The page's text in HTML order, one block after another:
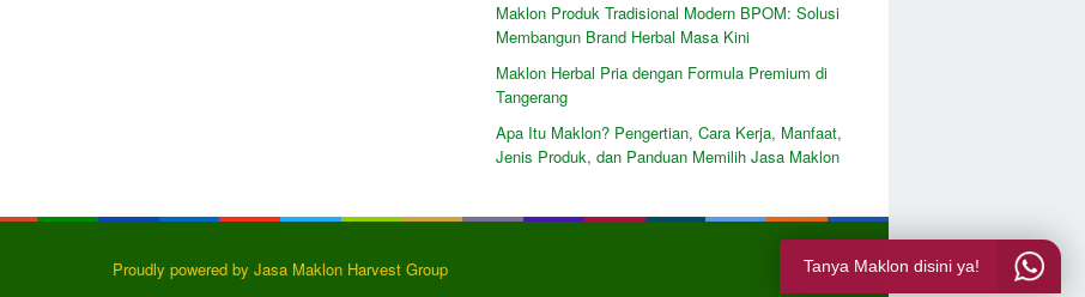
Maklon Produk Tradisional Modern BPOM: Solusi
Membangun Brand Herbal Masa Kini
Maklon Herbal Pria dengan Formula Premium di
Tangerang
Apa Itu Maklon? Pengertian, Cara Kerja, Manfaat,
Jenis Produk, dan Panduan Memilih Jasa Maklon
Proudly powered by Jasa Maklon Harvest Group Tanya Maklon disini ya!